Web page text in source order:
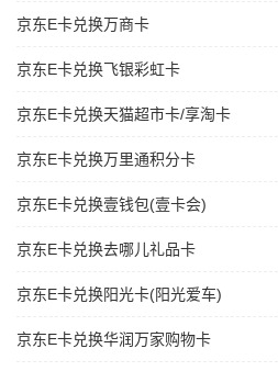
京东E卡兑换万商卡
京东E卡兑换飞银彩虹卡
京东E卡兑换天猫超市卡/享淘卡
京东E卡兑换万里通积分卡
京东E卡兑换壹钱包(壹卡会)
京东E卡兑换去哪儿礼品卡
京东E卡兑换阳光卡(阳光爱车)
京东E卡兑换华润万家购物卡